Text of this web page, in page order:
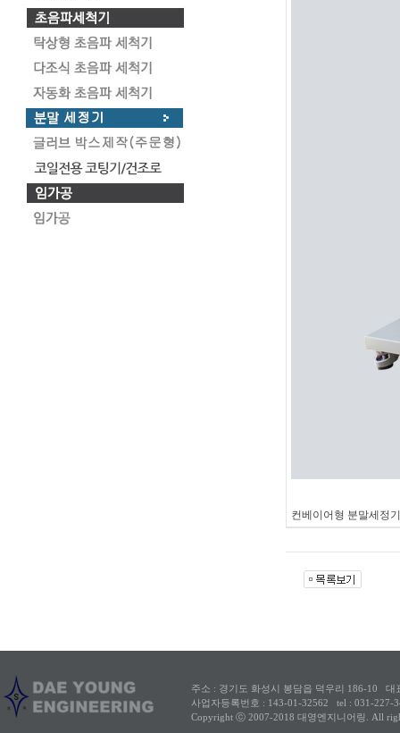
컨베이어형 분말세정기
주소 : 경기도 화성시 봉담읍 덕우리 186-10
대
사업자등록번호 : 143-01-32562
tel : 031-227-
Copyright ⓒ 2007-2018 대영엔지니어링. All